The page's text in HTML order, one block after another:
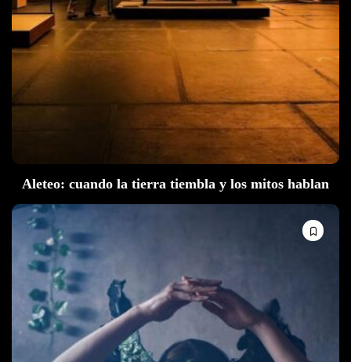
Aleteo: cuando la tierra tiembla y los mitos hablan